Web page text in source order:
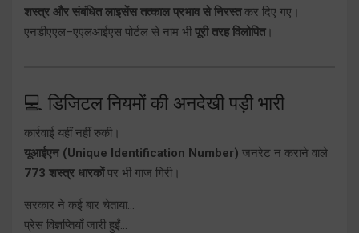
शस्त्र और संबंधित लाइसेंस तत्काल प्रभाव से निरस्तकर दिए गए।
एनडीएएल–एएलआईएस पोर्टल से नाम भीपूरी तरह विलोपित।
💻 डिजिटल नियमों की अनदेखी पड़ी भारी
कार्रवाई यहीं नहीं रुकी।
यूआईएन (Unique Identification Number) जनरेट न कराने वाले
773 शस्त्र धारकोंपर भी गाज गिरी।
सरकार ने कई बार चेताया…
प्रेस विज्ञप्तियाँ जारी हुईं…